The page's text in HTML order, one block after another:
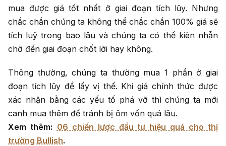
mua được giá tốt nhất ở giai đoạn tích lũy. Nhưng
chắc chắn chúng ta không thể chắc chắn 100% giá sẽ
tích luỹ trong bao lâu và chúng ta có thể kiên nhẫn
chờ đến giai đoạn chốt lời hay không.
Thông thường, chúng ta thường mua 1 phần ở giai
đoạn tích lũy để lấy vị thế. Khi giá chính thức được
xác nhận bằng các yếu tố phá vỡ thì chúng ta mới
canh mua thêm để tránh bị ôm vốn quá lâu.
Xem thêm: 06 chiến lược đầu tư hiệu quả cho thị
trường Bullish.